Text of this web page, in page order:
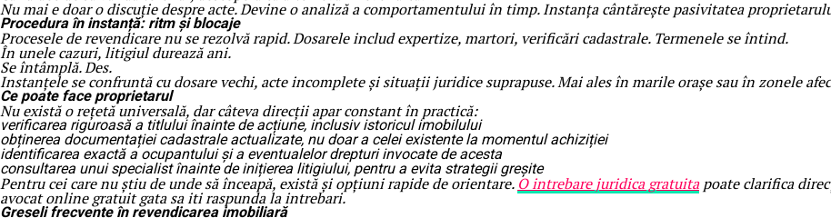
Nu mai e doar o discuție despre acte. Devine o analiză a comportamentului în timp. Instanța cântărește pasivitatea
Procedura în instanță: ritm și blocaje
Procesele de revendicare nu se rezolvă rapid. Dosarele includ expertize, martori, verificări cadastrale. Termenele se întind.
În unele cazuri, litigiul durează ani.
Se întâmplă. Des.
Instanțele se confruntă cu dosare vechi, acte incomplete și situații juridice suprapuse. Mai ales în marile orașe sau în zonele
Ce poate face proprietarul
Nu există o rețetă universală, dar câteva direcții apar constant în practică:
verificarea riguroasă a titlului înainte de acțiune, inclusiv istoricul imobilului
obținerea documentației cadastrale actualizate, nu doar a celei existente la momentul achiziției
identificarea exactă a ocupantului și a eventualelor drepturi invocate de acesta
consultarea unui specialist înainte de inițierea litigiului, pentru a evita strategii greșite
Pentru cei care nu știu de unde să înceapă, există și opțiuni rapide de orientare. O intrebare juridica gratuitapoate clarifica
avocat online gratuit gata sa iti raspunda la intrebari.
Greșeli frecvente în revendicarea imobiliară